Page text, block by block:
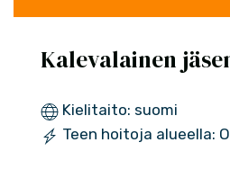
Kalevalainen
Kielitaito: suomi
Teen hoitoja alueella: